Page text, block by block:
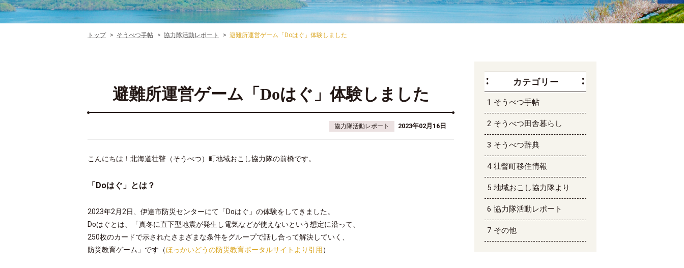
トップ そうべつ手帖 協力隊活動レポート 避難所運営ゲーム「Doはぐ」体験しました
避難所運営ゲーム「Doはぐ」体験しました
協力隊活動レポート 2023年02月16日
こんにちは！北海道壮瞥（そうべつ）町地域おこし協力隊の前橋です。
「Doはぐ」とは？
2023年2月2日、伊達市防災センターにて「Doはぐ」の体験をしてきました。
Doはぐとは、「真冬に直下型地震が発生し電気などが使えないという想定に沿って、
250枚のカードで示されたさまざまな条件をグループで話し合って解決していく、
防災教育ゲーム」です（ほっかいどうの防災教育ポータルサイトより引用 ）
カテゴリー
そうべつ手帖
そうべつ田舎暮らし
そうべつ辞典
壮瞥町移住情報
地域おこし協力隊より
協力隊活動レポート
その他